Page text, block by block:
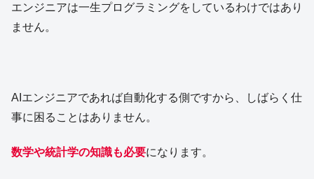
エンジニアは一生プログラミングをしているわけではあり
ません。
AIエンジニアであれば自動化する側ですから、しばらく仕
事に困ることはありません。
数学や統計学の知識も必要になります。